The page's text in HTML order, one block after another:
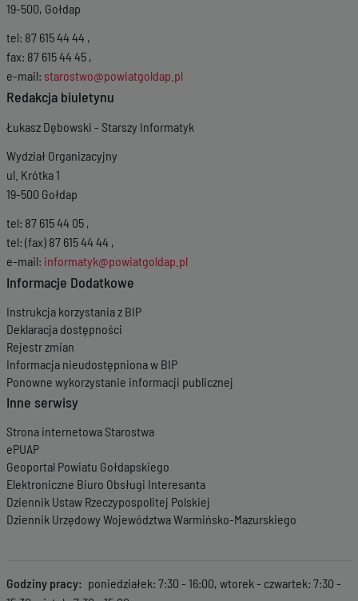
19-500, Gołdap
tel: 87 615 44 44 ,
fax: 87 615 44 45 ,
e-mail: starostwo@powiatgoldap.pl
Redakcja biuletynu
Łukasz Dębowski - Starszy Informatyk
Wydział Organizacyjny
ul. Krótka 1
19-500 Gołdap
tel: 87 615 44 05 ,
tel: (fax) 87 615 44 44 ,
e-mail: informatyk@powiatgoldap.pl
Informacje Dodatkowe
Instrukcja korzystania z BIP
Deklaracja dostępności
Rejestr zmian
Informacja nieudostępniona w BIP
Ponowne wykorzystanie informacji publicznej
Inne serwisy
Strona internetowa Starostwa
ePUAP
Geoportal Powiatu Gołdapskiego
Elektroniczne Biuro Obsługi Interesanta
Dziennik Ustaw Rzeczypospolitej Polskiej
Dziennik Urzędowy Województwa Warmińsko-Mazurskiego
Godziny pracy
poniedziałek: 7:30 - 16:00, wtorek - czwartek: 7:30 -